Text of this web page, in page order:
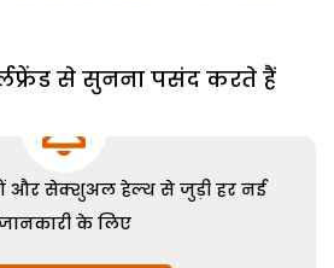
से सुनना पसंद करते हैं
और सेक्शुअल हेल्थ से जुड़ी हर नई
के लिए